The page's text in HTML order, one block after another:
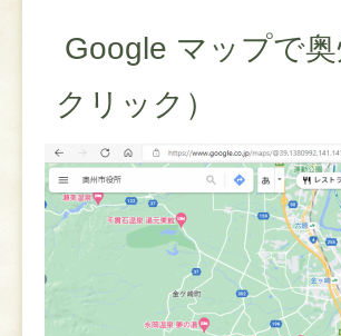
Google マップで
クリック）